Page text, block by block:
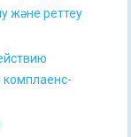
және реттеу
комплаенс-